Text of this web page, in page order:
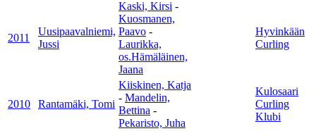
2011
Uusipaavalniemi,
Jussi
Kaski, Kirsi -
Kuosmanen,
Paavo -
Laurikka,
os.Hämäläinen,
Jaana
Hyvinkään
Curling
2010 Rantamäki, Tomi
Kiiskinen, Katja
- Mandelin,
Bettina -
Pekaristo, Juha
Kulosaari
Curling
Klubi